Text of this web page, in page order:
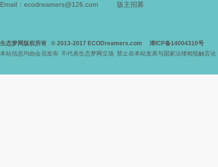
Email：ecodreamers@126.com
版主招募
生态梦网版权所有 © 2013-2017 ECODreamers.com
津ICP备14004310号
本站信息均由会员发布 不代表生态梦网立场 禁止在本站发表与国家法律相抵触言论